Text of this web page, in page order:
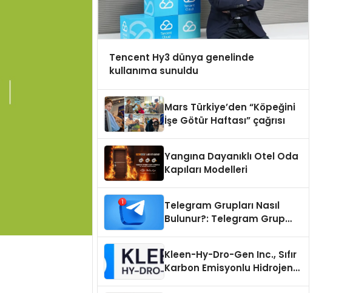
Tencent Hy3 dünya genelinde
kullanıma sunuldu
Mars Türkiye’den “Köpeğini
İşe Götür Haftası” çağrısı
Yangına Dayanıklı Otel Oda
Kapıları Modelleri
Telegram Grupları Nasıl
Bulunur?: Telegram Grup
Kleen-Hy-Dro-Gen Inc., Sıfır
Karbon Emisyonlu Hidrojen